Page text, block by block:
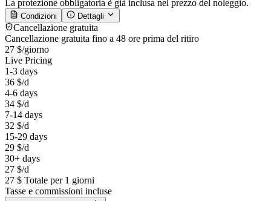
La protezione obbligatoria è già inclusa nel prezzo del noleggio.
Condizioni Dettagli
Cancellazione gratuita
Cancellazione gratuita fino a 48 ore prima del ritiro
27 $/giorno
Live Pricing
1-3 days
36 $/d
4-6 days
34 $/d
7-14 days
32 $/d
15-29 days
29 $/d
30+ days
27 $/d
27 $ Totale per 1 giorni
Tasse e commissioni incluse